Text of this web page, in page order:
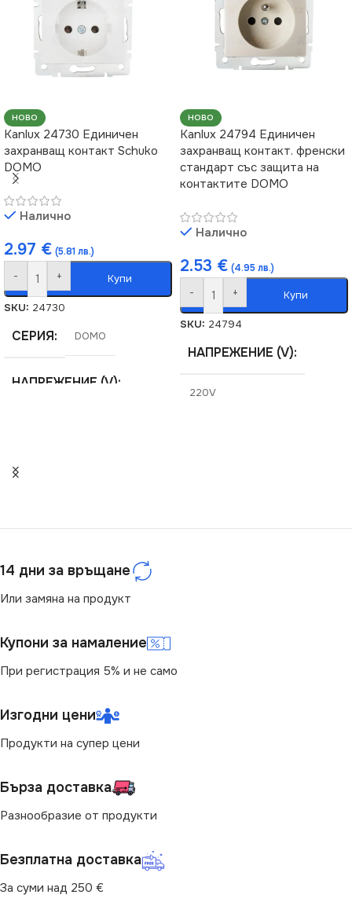
НОВО
Kanlux 24730 Единичен
захранващ контакт Schuko
DOMO
Налично
2.97 € (5.81 лв.)
- + Купи
SKU: 24730
СЕРИЯ DOMO
НАПРЕЖЕНИЕ (V)
СТЕПЕН НА ЗАЩИТА
МАРКА KANLUX
КОНТАКТ Единичен
НОВО
Kanlux 24794 Единичен
захранващ контакт. френски
стандарт със защита на
контактите DOMO
Налично
2.53 € (4.95 лв.)
- + Купи
SKU: 24794
НАПРЕЖЕНИЕ (V)
220V
14 дни за връщане
Или замяна на продукт
Купони за намаление
При регистрация 5% и не само
Изгодни цени
Продукти на супер цени
Бърза доставка
Разнообразие от продукти
Безплатна доставка
За суми над 250 €